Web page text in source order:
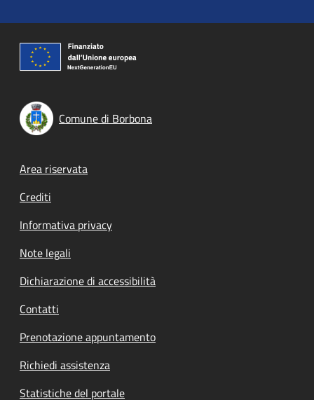
Comune di Borbona
Footer menu
Area riservata
Crediti
Informativa privacy
Note legali
Dichiarazione di accessibilità
Contatti
Prenotazione appuntamento
Richiedi assistenza
Statistiche del portale